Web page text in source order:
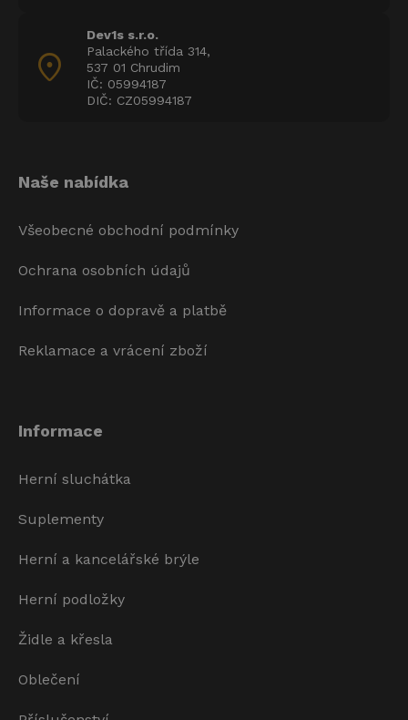
location_on
Dev1s s.r.o.
Palackého třída 314,
537 01 Chrudim
IČ: 05994187
DIČ: CZ05994187
Naše nabídka
Všeobecné obchodní podmínky
Ochrana osobních údajů
Informace o dopravě a platbě
Reklamace a vrácení zboží
Informace
Herní sluchátka
Suplementy
Herní a kancelářské brýle
Herní podložky
Židle a křesla
Oblečení